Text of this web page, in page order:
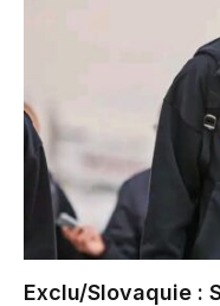
Exclu/Slovaquie :